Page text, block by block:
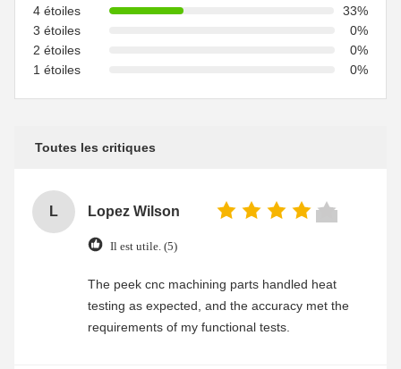
4 étoiles
33%
3 étoiles
0%
2 étoiles
0%
1 étoiles
0%
Toutes les critiques
L Lopez Wilson
Il est utile. (5)
The peek cnc machining parts handled heat
testing as expected, and the accuracy met the
requirements of my functional tests.